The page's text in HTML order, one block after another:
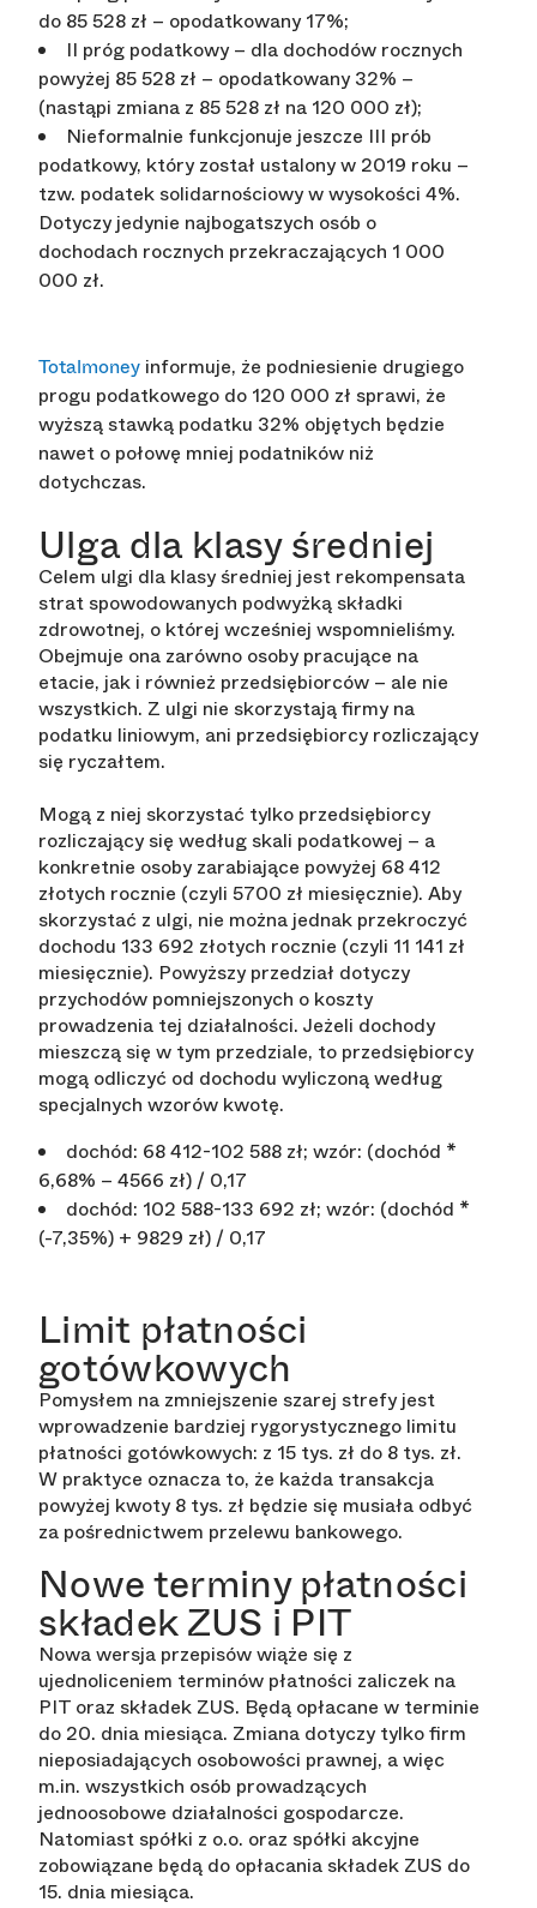
do 85 528 zł – opodatkowany 17%;
II próg podatkowy – dla dochodów rocznych
powyżej 85 528 zł – opodatkowany 32% –
(nastąpi zmiana z 85 528 zł na 120 000 zł);
Nieformalnie funkcjonuje jeszcze III prób
podatkowy, który został ustalony w 2019 roku –
tzw. podatek solidarnościowy w wysokości 4%.
Dotyczy jedynie najbogatszych osób o
dochodach rocznych przekraczających 1 000
000 zł.
Totalmoney informuje, że podniesienie drugiego
progu podatkowego do 120 000 zł sprawi, że
wyższą stawką podatku 32% objętych będzie
nawet o połowę mniej podatników niż
dotychczas.
Ulga dla klasy średniej
Celem ulgi dla klasy średniej jest rekompensata
strat spowodowanych podwyżką składki
zdrowotnej, o której wcześniej wspomnieliśmy.
Obejmuje ona zarówno osoby pracujące na
etacie, jak i również przedsiębiorców – ale nie
wszystkich. Z ulgi nie skorzystają firmy na
podatku liniowym, ani przedsiębiorcy rozliczający
się ryczałtem.
Mogą z niej skorzystać tylko przedsiębiorcy
rozliczający się według skali podatkowej – a
konkretnie osoby zarabiające powyżej 68 412
złotych rocznie (czyli 5700 zł miesięcznie). Aby
skorzystać z ulgi, nie można jednak przekroczyć
dochodu 133 692 złotych rocznie (czyli 11 141 zł
miesięcznie). Powyższy przedział dotyczy
przychodów pomniejszonych o koszty
prowadzenia tej działalności. Jeżeli dochody
mieszczą się w tym przedziale, to przedsiębiorcy
mogą odliczyć od dochodu wyliczoną według
specjalnych wzorów kwotę.
dochód: 68 412-102 588 zł; wzór: (dochód *
6,68% – 4566 zł) / 0,17
dochód: 102 588-133 692 zł; wzór: (dochód *
(-7,35%) + 9829 zł) / 0,17
Limit płatności
gotówkowych
Pomysłem na zmniejszenie szarej strefy jest
wprowadzenie bardziej rygorystycznego limitu
płatności gotówkowych: z 15 tys. zł do 8 tys. zł.
W praktyce oznacza to, że każda transakcja
powyżej kwoty 8 tys. zł będzie się musiała odbyć
za pośrednictwem przelewu bankowego.
Nowe terminy płatności
składek ZUS i PIT
Nowa wersja przepisów wiąże się z
ujednoliceniem terminów płatności zaliczek na
PIT oraz składek ZUS. Będą opłacane w terminie
do 20. dnia miesiąca. Zmiana dotyczy tylko firm
nieposiadających osobowości prawnej, a więc
m.in. wszystkich osób prowadzących
jednoosobowe działalności gospodarcze.
Natomiast spółki z o.o. oraz spółki akcyjne
zobowiązane będą do opłacania składek ZUS do
15. dnia miesiąca.